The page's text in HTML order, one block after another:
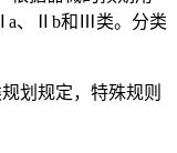
、Ⅱb和Ⅲ类。分类
划规定，特殊规则